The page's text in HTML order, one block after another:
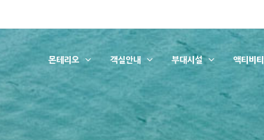
몬테리오 객실안내 부대시설 액티비티